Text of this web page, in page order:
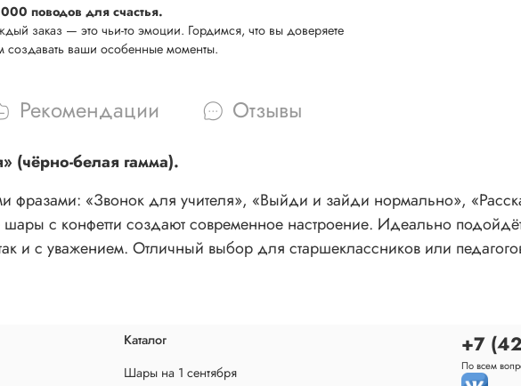
поводов для счастья.
заказ — это чьи-то эмоции. Гордимся, что вы доверяете
создавать ваши особенные моменты.
Рекомендации Отзывы
(чёрно-белая гамма).
«Звонок для учителя», «Выйди и зайди нормально»,
с конфетти создают современное настроение. Идеально
и с уважением. Отличный выбор для старшеклассников или
Каталог
Шары на 1 сентября
+7
По всем